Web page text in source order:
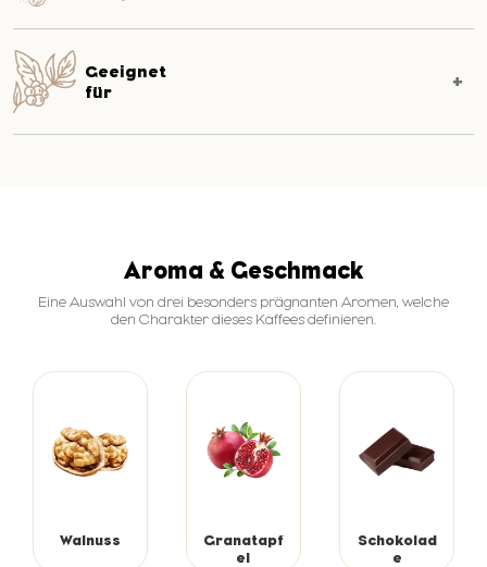
Geeignet
für
Aroma & Geschmack
Eine Auswahl von drei besonders prägnanten Aromen, welche
den Charakter dieses Kaffees definieren.
Walnuss
Granatapf
el
Schokolad
e